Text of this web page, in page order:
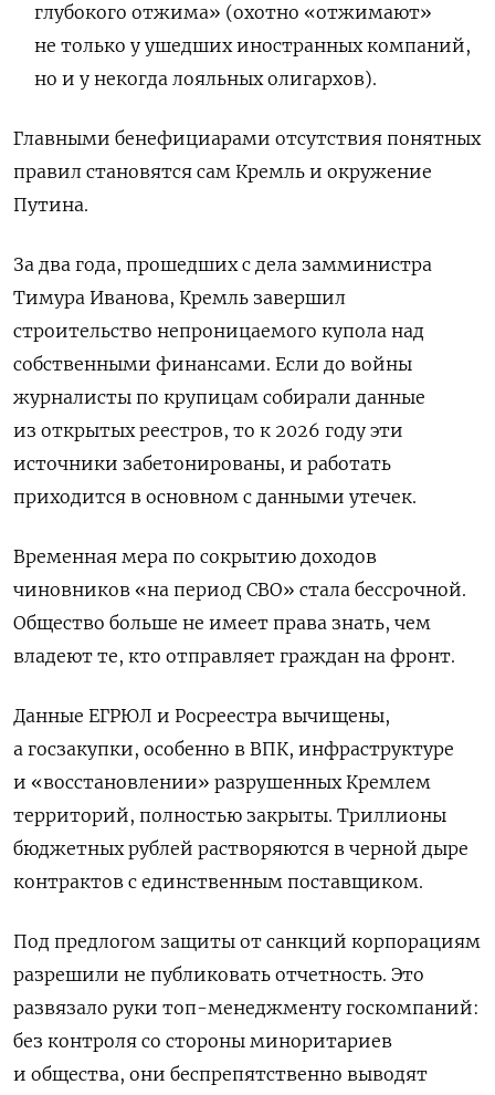
глубокого отжима» (охотно «отжимают»
не только у ушедших иностранных компаний,
но и у некогда лояльных олигархов).
Главными бенефициарами отсутствия понятных
правил становятся сам Кремль и окружение
Путина.
За два года, прошедших с дела замминистра
Тимура Иванова, Кремль завершил
строительство непроницаемого купола над
собственными финансами. Если до войны
журналисты по крупицам собирали данные
из открытых реестров, то к 2026 году эти
источники забетонированы, и работать
приходится в основном с данными утечек.
Временная мера по сокрытию доходов
чиновников «на период СВО» стала бессрочной.
Общество больше не имеет права знать, чем
владеют те, кто отправляет граждан на фронт.
Данные ЕГРЮЛ и Росреестра вычищены,
а госзакупки, особенно в ВПК, инфраструктуре
и «восстановлении» разрушенных Кремлем
территорий, полностью закрыты. Триллионы
бюджетных рублей растворяются в черной дыре
контрактов с единственным поставщиком.
Под предлогом защиты от санкций корпорациям
разрешили не публиковать отчетность. Это
развязало руки топ-менеджменту госкомпаний:
без контроля со стороны миноритариев
и общества, они беспрепятственно выводят